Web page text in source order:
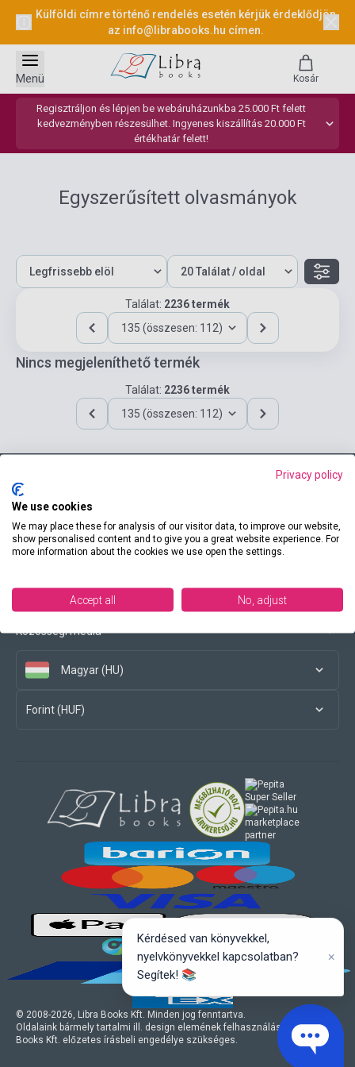
Külföldi címre történő rendelés esetén kérjük érdeklődjön
az info@librabooks.hu címen.
Regisztráljon és lépjen be webáruházunkba 25.000 Ft felett
kedvezményben részesülhet. Ingyenes kiszállítás 20.000 Ft
értékhatár felett!
Menü Kosár
Egyszerűsített olvasmányok
Találat: 2236 termék
135 (összesen: 112)
Nincs megjeleníthető termék
Találat: 2236 termék
135 (összesen: 112)
Elérhetőségeink
Közösségi média
Magyar (HU)
Forint (HUF)
© 2008-2026, Libra Books Kft. Minden jog fenntartva.
Oldalaink bármely tartalmi ill. design elemének felhasználásához a Libra
Books Kft. előzetes írásbeli engedélye szükséges.
marketplace
partner
Privacy policy
We use cookies
We may place these for analysis of our visitor data, to improve our website,
show personalised content and to give you a great website experience. For
more information about the cookies we use open the settings.
Accept all No, adjust
Kérdésed van könyvekkel,
nyelvkönyvekkel kapcsolatban?
Segítek! 📚
×